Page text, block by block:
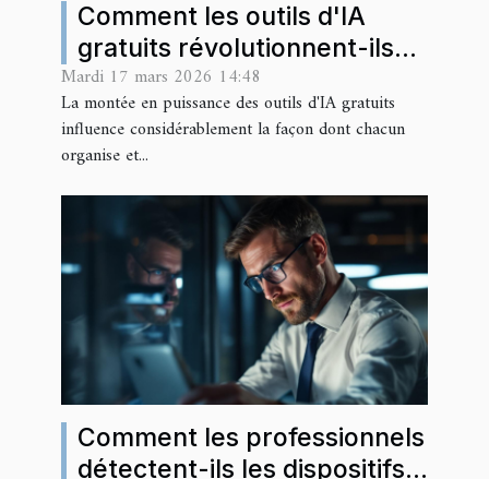
Comment les outils d'IA
gratuits révolutionnent-ils
notre quotidien ?
Mardi 17 mars 2026 14:48
La montée en puissance des outils d'IA gratuits
influence considérablement la façon dont chacun
organise et...
Comment les professionnels
détectent-ils les dispositifs